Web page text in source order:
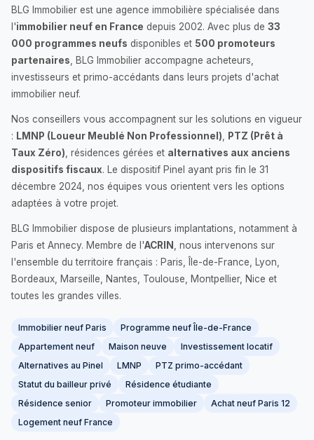
BLG Immobilier est une agence immobilière spécialisée dans
l'immobilier neuf en France depuis 2002. Avec plus de 33
000 programmes neufs disponibles et 500 promoteurs
partenaires , BLG Immobilier accompagne acheteurs,
investisseurs et primo-accédants dans leurs projets d'achat
immobilier neuf.
Nos conseillers vous accompagnent sur les solutions en vigueur
: LMNP (Loueur Meublé Non Professionnel)
PTZ (Prêt à
Taux Zéro) , résidences gérées et alternatives aux anciens
dispositifs fiscaux. Le dispositif Pinel ayant pris fin le 31
décembre 2024, nos équipes vous orientent vers les options
adaptées à votre projet.
BLG Immobilier dispose de plusieurs implantations, notamment à
Paris et Annecy. Membre de l'ACRIN
, nous intervenons sur
l'ensemble du territoire français : Paris, Île-de-France, Lyon,
Bordeaux, Marseille, Nantes, Toulouse, Montpellier, Nice et
toutes les grandes villes.
Immobilier neuf Paris
Programme neuf Île-de-France
Appartement neuf
Maison neuve
Investissement locatif
Alternatives au Pinel
LMNP
PTZ primo-accédant
Statut du bailleur privé
Résidence étudiante
Résidence senior
Promoteur immobilier
Achat neuf Paris 12
Logement neuf France